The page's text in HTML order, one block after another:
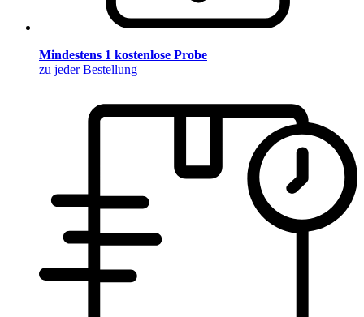
Mindestens 1 kostenlose Probe
zu jeder Bestellung